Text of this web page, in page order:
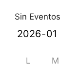
Sin Eventos
L M